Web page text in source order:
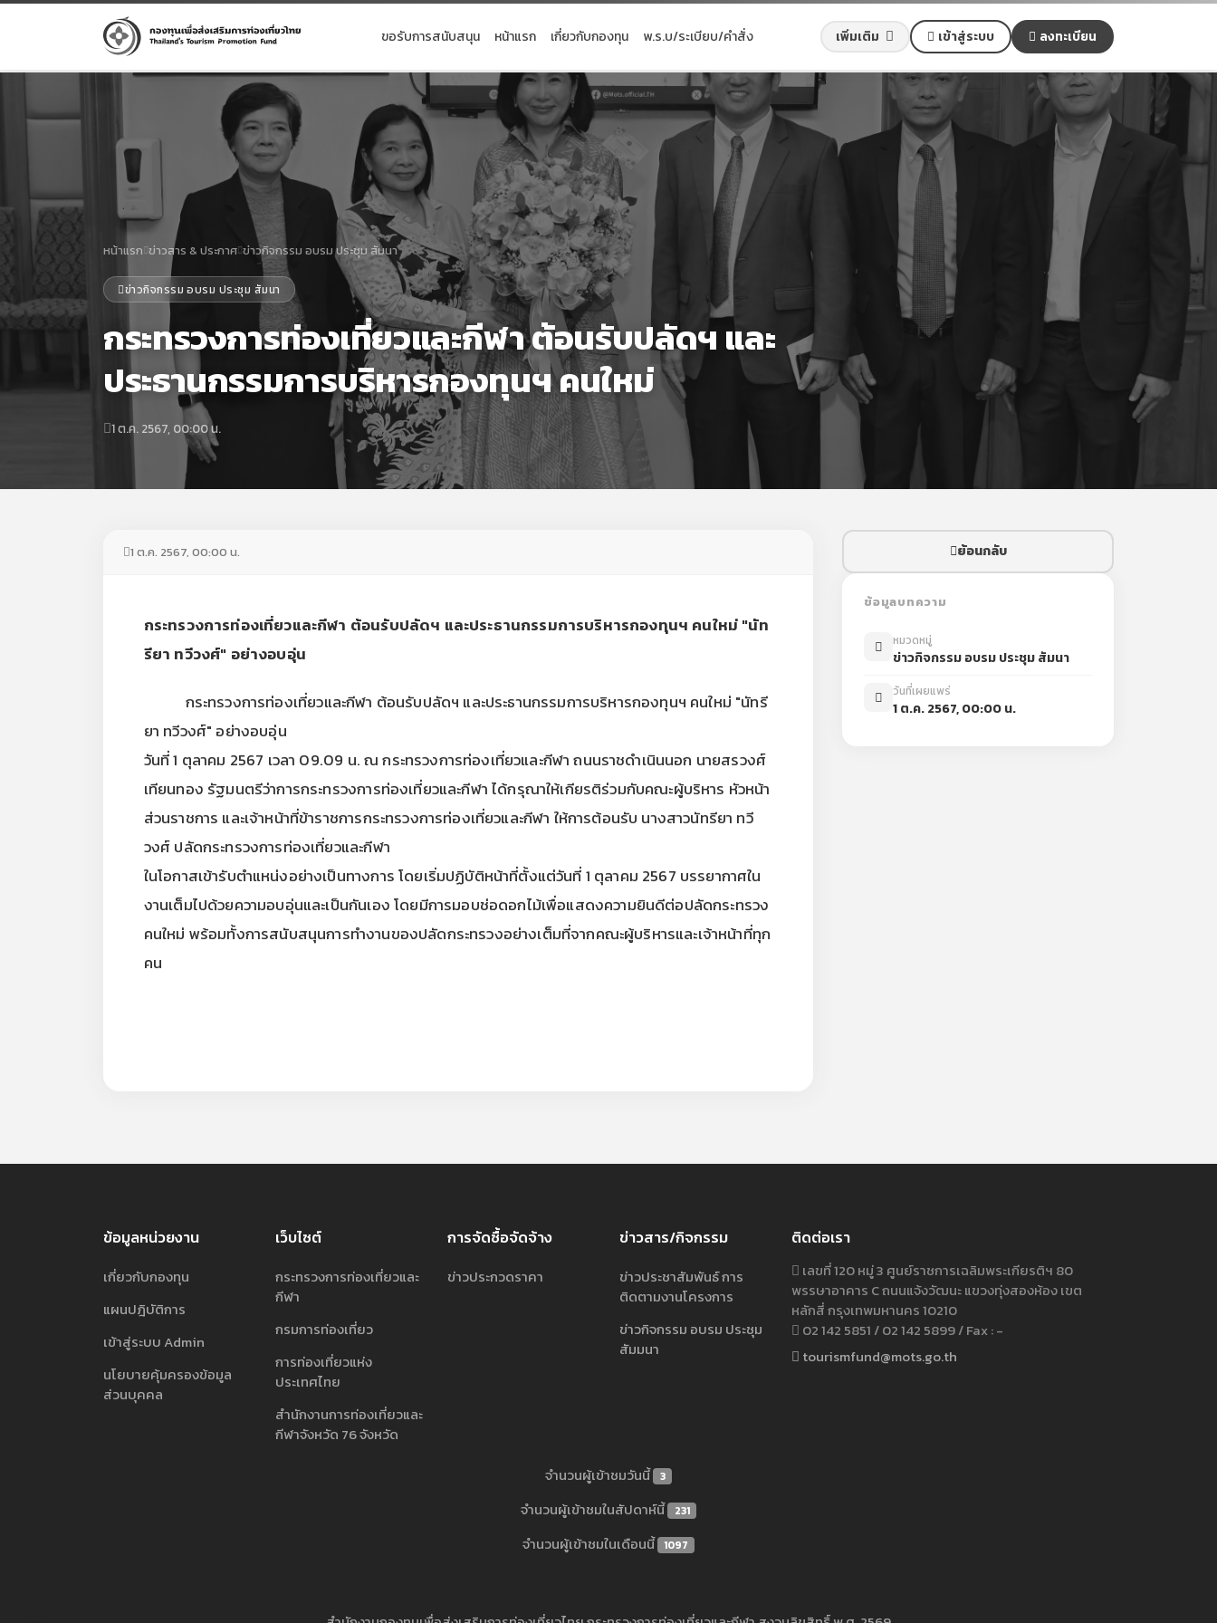
ขอรับการสนับสนุน หน้าแรก เกี่ยวกับกองทุน พ.ร.บ/ระเบียบ/คำสั่ง เพิ่มเติม เข้าสู่ระบบ ลงทะเบียน
หน้าแรก ข่าวสาร & ประกาศ ข่าวกิจกรรม อบรม ประชุม สัมนา
ข่าวกิจกรรม อบรม ประชุม สัมนา
กระทรวงการท่องเที่ยวและกีฬา ต้อนรับปลัดฯ และ
ประธานกรรมการบริหารกองทุนฯ คนใหม่
1 ต.ค. 2567, 00:00 น.
1 ต.ค. 2567, 00:00 น.
กระทรวงการท่องเที่ยวและกีฬา ต้อนรับปลัดฯ และประธานกรรมการบริหารกองทุนฯ คนใหม่ "นัท
รียา ทวีวงศ์" อย่างอบอุ่น
กระทรวงการท่องเที่ยวและกีฬา ต้อนรับปลัดฯ และประธานกรรมการบริหารกองทุนฯ คนใหม่ "นัทรี
ยา ทวีวงศ์" อย่างอบอุ่น
วันที่ 1 ตุลาคม 2567 เวลา 09.09 น. ณ กระทรวงการท่องเที่ยวและกีฬา ถนนราชดำเนินนอก นายสรวงศ์
เทียนทอง รัฐมนตรีว่าการกระทรวงการท่องเที่ยวและกีฬา ได้กรุณาให้เกียรติร่วมกับคณะผู้บริหาร หัวหน้า
ส่วนราชการ และเจ้าหน้าที่ข้าราชการกระทรวงการท่องเที่ยวและกีฬา ให้การต้อนรับ นางสาวนัทรียา ทวี
วงศ์ ปลัดกระทรวงการท่องเที่ยวและกีฬา
ในโอกาสเข้ารับตำแหน่งอย่างเป็นทางการ โดยเริ่มปฏิบัติหน้าที่ตั้งแต่วันที่ 1 ตุลาคม 2567 บรรยากาศใน
งานเต็มไปด้วยความอบอุ่นและเป็นกันเอง โดยมีการมอบช่อดอกไม้เพื่อแสดงความยินดีต่อปลัดกระทรวง
คนใหม่ พร้อมทั้งการสนับสนุนการทำงานของปลัดกระทรวงอย่างเต็มที่จากคณะผู้บริหารและเจ้าหน้าที่ทุก
คน
ย้อนกลับ
ข้อมูลบทความ
หมวดหมู่
ข่าวกิจกรรม อบรม ประชุม สัมนา
วันที่เผยแพร่
1 ต.ค. 2567, 00:00 น.
ข้อมูลหน่วยงาน
เกี่ยวกับกองทุน
แผนปฎิบัติการ
เข้าสู่ระบบ Admin
นโยบายคุ้มครองข้อมูล
ส่วนบุคคล
เว็บไซต์
กระทรวงการท่องเที่ยวและ
กีฬา
กรมการท่องเที่ยว
การท่องเที่ยวแห่ง
ประเทศไทย
สำนักงานการท่องเที่ยวและ
กีฬาจังหวัด 76 จังหวัด
การจัดซื้อจัดจ้าง
ข่าวประกวดราคา
ข่าวสาร/กิจกรรม
ข่าวประชาสัมพันธ์ การ
ติดตามงานโครงการ
ข่าวกิจกรรม อบรม ประชุม
สัมมนา
ติดต่อเรา
เลขที่ 120 หมู่ 3 ศูนย์ราชการเฉลิมพระเกียรติฯ 80
พรรษาอาคาร C ถนนแจ้งวัฒนะ แขวงทุ่งสองห้อง เขต
หลักสี่ กรุงเทพมหานคร 10210
02 142 5851 / 02 142 5899 / Fax : -
tourismfund@mots.go.th
จำนวนผู้เข้าชมวันนี้ 3
จำนวนผู้เข้าชมในสัปดาห์นี้ 231
จำนวนผู้เข้าชมในเดือนนี้ 1097